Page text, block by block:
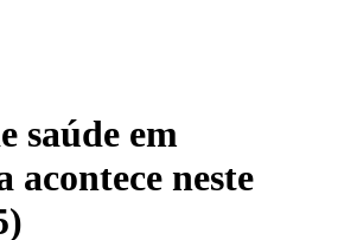
saúde em
acontece neste